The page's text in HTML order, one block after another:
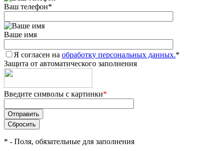
Ваш телефон*
Ваше имя
Я согласен на обработку персональных данных.*
Защита от автоматического заполнения
Введите символы с картинки*
* - Поля, обязательные для заполнения